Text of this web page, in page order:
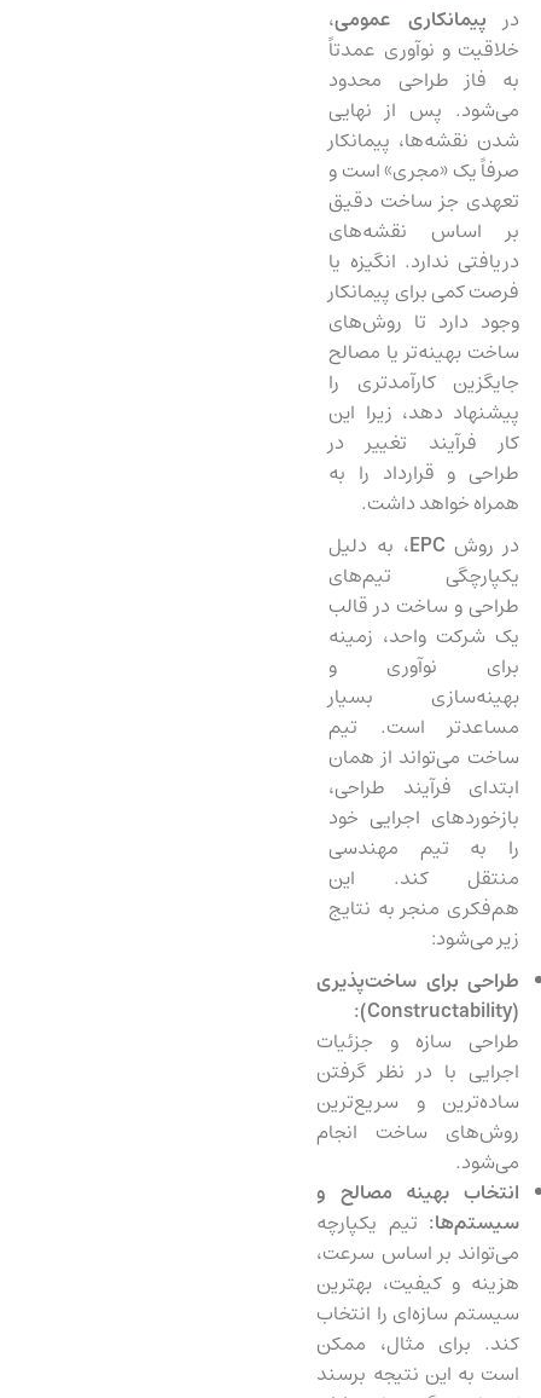
در پیمانکاری عمومی،
خلاقیت و نوآوری عمدتاً
به فاز طراحی محدود
می‌شود. پس از نهایی
شدن نقشه‌ها، پیمانکار
صرفاً یک «مجری» است و
تعهدی جز ساخت دقیق
بر اساس نقشه‌های
دریافتی ندارد. انگیزه یا
فرصت کمی برای پیمانکار
وجود دارد تا روش‌های
ساخت بهینه‌تر یا مصالح
جایگزین کارآمدتری را
پیشنهاد دهد، زیرا این
کار فرآیند تغییر در
طراحی و قرارداد را به
همراه خواهد داشت.
در روش EPC، به دلیل
یکپارچگی تیم‌های
طراحی و ساخت در قالب
یک شرکت واحد، زمینه
برای نوآوری و
بهینه‌سازی بسیار
مساعدتر است. تیم
ساخت می‌تواند از همان
ابتدای فرآیند طراحی،
بازخوردهای اجرایی خود
را به تیم مهندسی
منتقل کند. این
هم‌فکری منجر به نتایج
زیر می‌شود:
طراحی برای ساخت‌پذیری
(
Constructability
):
طراحی سازه و جزئیات
اجرایی با در نظر گرفتن
ساده‌ترین و سریع‌ترین
روش‌های ساخت انجام
می‌شود.
انتخاب بهینه مصالح و
سیستم‌ها: تیم یکپارچه
می‌تواند بر اساس سرعت،
هزینه و کیفیت، بهترین
سیستم سازه‌ای را انتخاب
کند. برای مثال، ممکن
است به این نتیجه برسند